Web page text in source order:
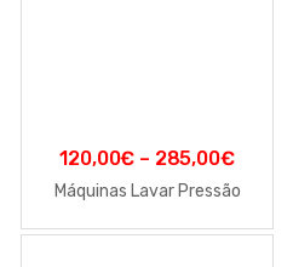
120,00€ – 285,00€
Máquinas Lavar Pressão